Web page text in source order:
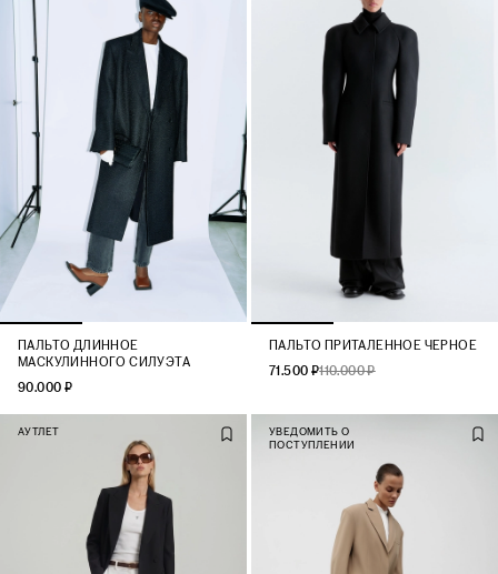
ПАЛЬТО ДЛИННОЕ
МАСКУЛИННОГО СИЛУЭТА
90.000 ₽
ПАЛЬТО ПРИТАЛЕННОЕ ЧЕРНОЕ
71.500 ₽110.000 ₽
АУТЛЕТ
УВЕДОМИТЬ О
ПОСТУПЛЕНИИ